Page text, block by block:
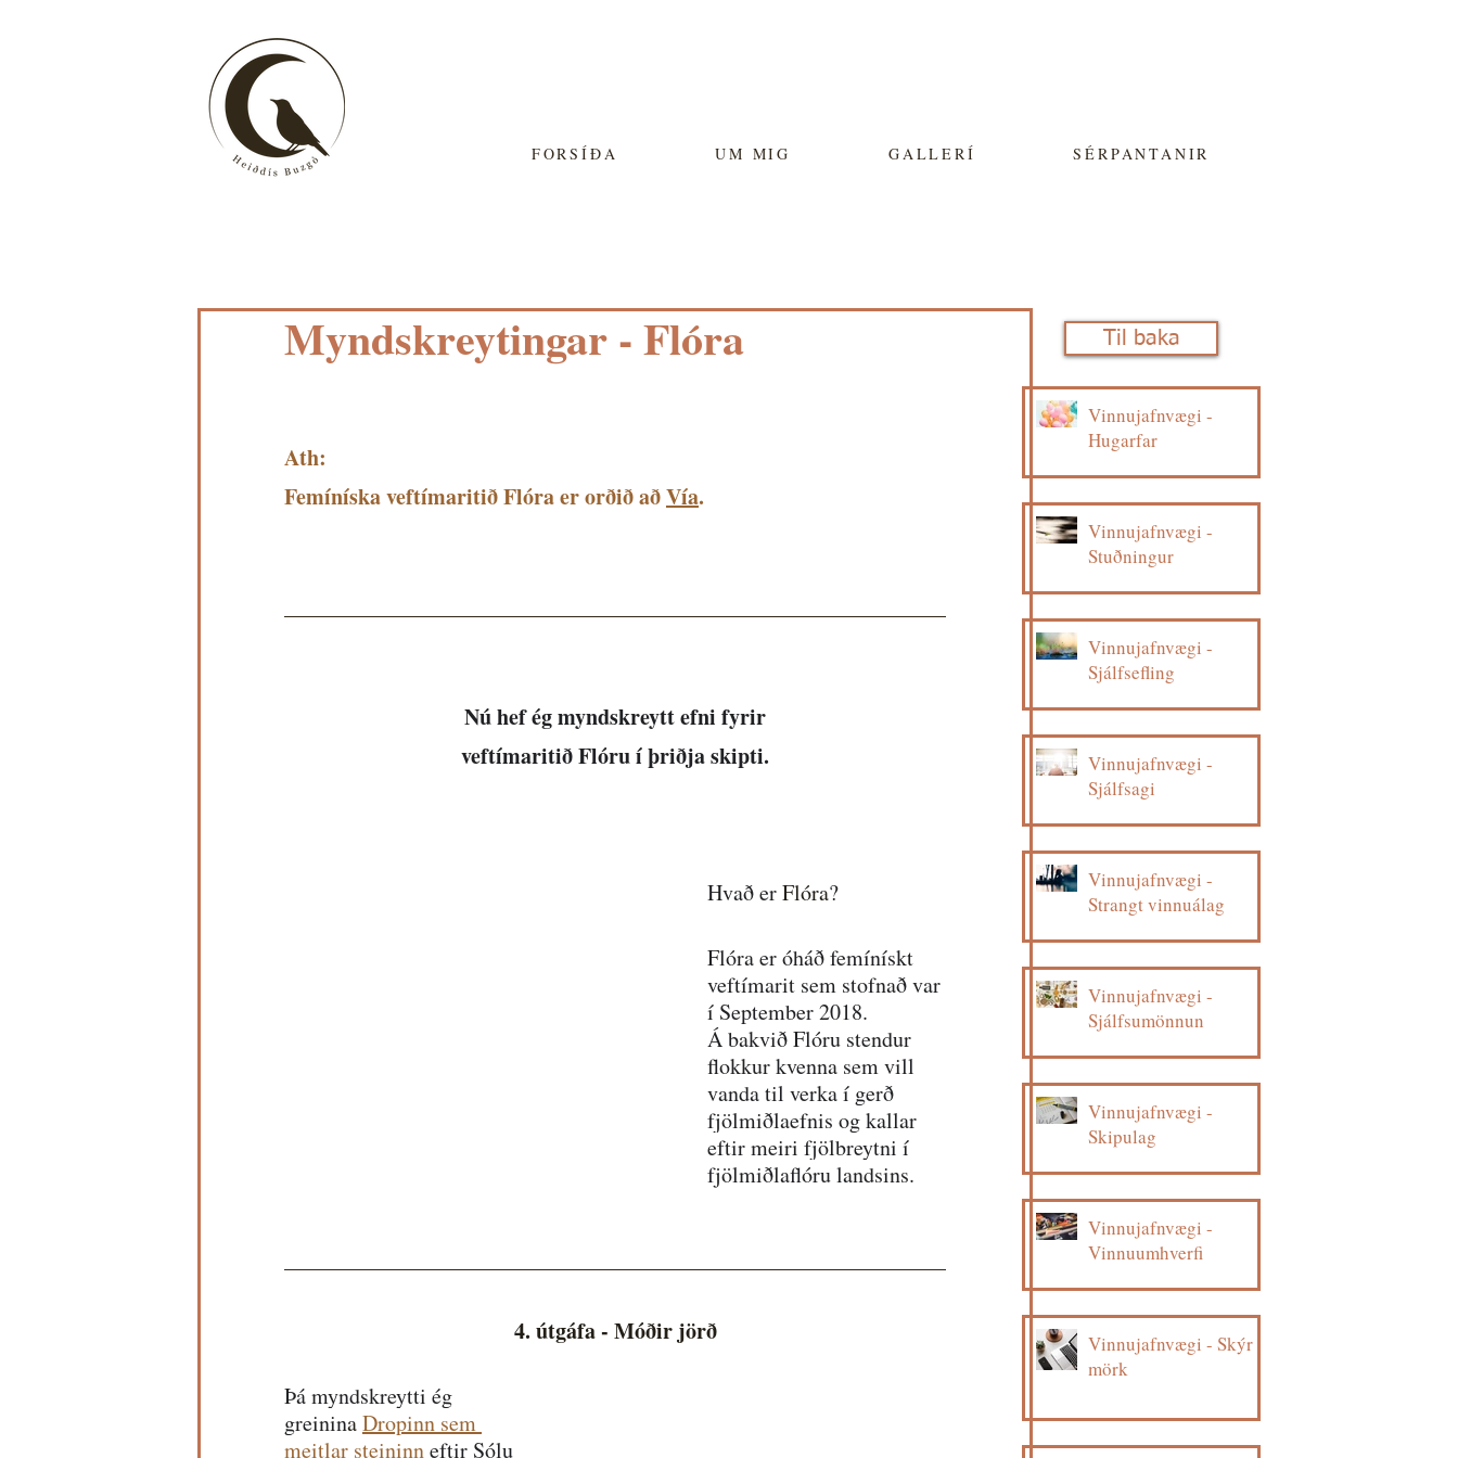
FORSÍÐA UM MIG GALLERÍ SÉRPANTANIR
Myndskreytingar - Flóra
Ath:
Femíníska veftímaritið Flóra er orðið að Vía.
Nú hef ég myndskreytt efni fyrir
veftímaritið Flóru í þriðja skipti.
Hvað er Flóra?
Flóra er óháð femínískt
veftímarit sem stofnað var
í September 2018.
Á bakvið Flóru stendur
flokkur kvenna sem vill
vanda til verka í gerð
fjölmiðlaefnis og kallar
eftir meiri fjölbreytni í
fjölmiðlaflóru landsins.
4. útgáfa - Móðir jörð
Þá myndskreytti ég
greinina Dropinn sem
meitlar steininneftir Sólu
Vinnujafnvægi -
Hugarfar
Vinnujafnvægi -
Stuðningur
Vinnujafnvægi -
Sjálfsefling
Vinnujafnvægi -
Sjálfsagi
Vinnujafnvægi -
Strangt vinnuálag
Vinnujafnvægi -
Sjálfsumönnun
Vinnujafnvægi -
Skipulag
Vinnujafnvægi -
Vinnuumhverfi
Vinnujafnvægi - Skýr
mörk
Til baka